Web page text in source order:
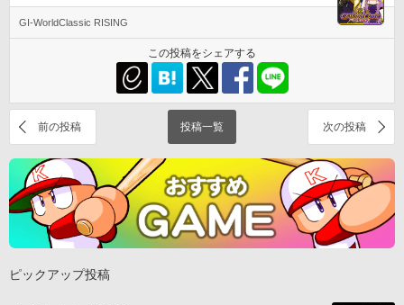
GI-WorldClassic RISING
この投稿をシェアする
前の投稿 投稿一覧 次の投稿
ピックアップ投稿